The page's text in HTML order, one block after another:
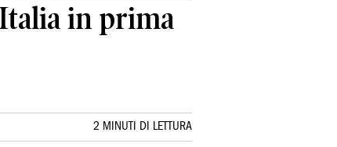
in prima
2 MINUTI DI LETTURA